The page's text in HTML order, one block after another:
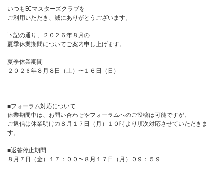
いつもECマスターズクラブを
ご利用いただき、誠にありがとうございます。
下記の通り、２０２６年８月の
夏季休業期間についてご案内申し上げます。
夏季休業期間
２０２６年８月８日（土）〜１６日（日）
■フォーラム対応について
休業期間中は、お問い合わせやフォーラムへのご投稿は可能ですが、
ご返信は休業明けの８月１７日（月）１０時より順次対応させていただきま
す。
■返答停止期間
８月７日（金）１７：００〜８月１７日（月）０９：５９